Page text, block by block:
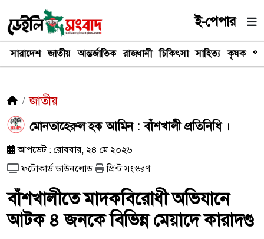
ই-পেপার
সারাদেশ জাতীয় আন্তর্জাতিক রাজধানী চিকিৎসা সাহিত্য কৃষক
জাতীয়
মোনতাহেরুল হক আমিন : বাঁশখালী প্রতিনিধি ।
আপডেট : রোববার, ২৪ মে ২০২৬
ফটোকার্ড ডাউনলোড
প্রিন্ট সংস্করণ
বাঁশখালীতে মাদকবিরোধী অভিযানে
আটক ৪ জনকে বিভিন্ন মেয়াদে কারাদণ্ড